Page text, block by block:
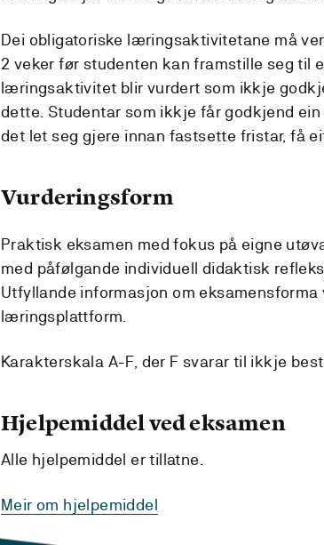
Dei obligatoriske læringsaktivitetane må
2 veker før studenten kan framstille seg til
læringsaktivitet blir vurdert som ikkje
dette. Studentar som ikkje får godkjend
det let seg gjere innan fastsette fristar, få
Vurderingsform
Praktisk eksamen med fokus på eigne
med påfølgande individuell didaktisk
Utfyllande informasjon om
læringsplattform.
Karakterskala A-F, der F svarar til ikkje
Hjelpemiddel ved eksamen
Alle hjelpemiddel er tillatne.
Meir om hjelpemiddel